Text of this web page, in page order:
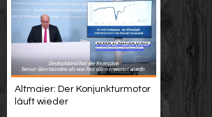
Altmaier: Der Konjunkturmotor
läuft wieder